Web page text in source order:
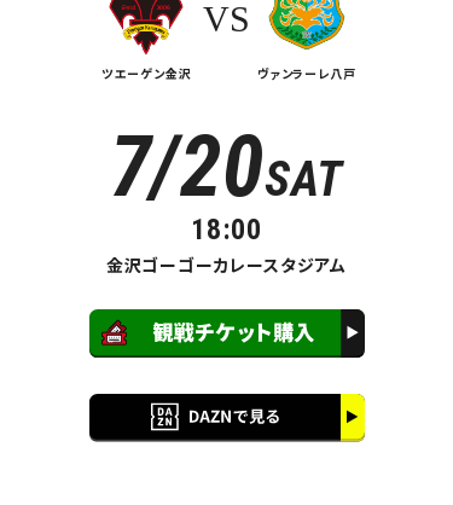
ツエーゲン金沢 ヴァンラーレ八戸
VS
7/20SAT
18:00
金沢ゴーゴーカレースタジアム